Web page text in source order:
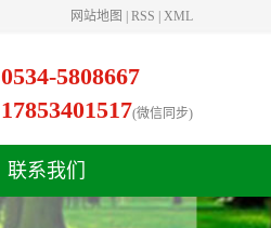
网站地图 RSS XML
0534-5808667
17853401517(微信同步)
联系我们